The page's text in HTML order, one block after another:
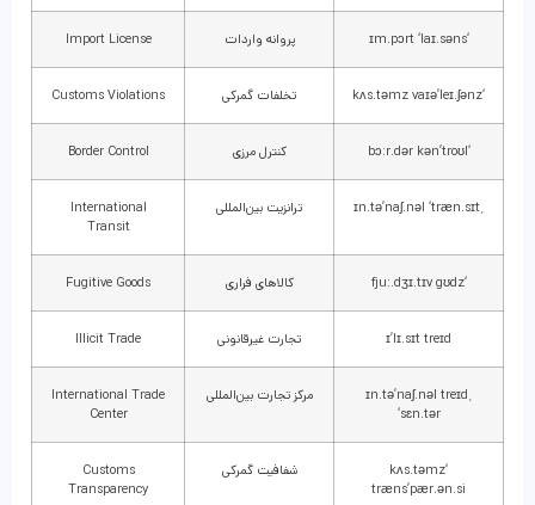
‘ɪm.pɔrt ‘laɪ.səns پروانه واردات Import License
‘kʌs.təmz vaɪə’leɪ.ʃənz تخلفات گمرکی Customs Violations
‘bɔːr.dər kən’troʊl کنترل مرزی Border Control
ˌɪn.tə’naʃ.nəl ‘træn.sɪt ترانزیت بین‌المللی
International
Transit
‘fjuː.dʒɪ.tɪv gʊdz کالاهای فراری Fugitive Goods
ɪ’lɪ.sɪt treɪd تجارت غیرقانونی Illicit Trade
ˌɪn.tə’naʃ.nəl treɪd
‘sɛn.tər
مرکز تجارت بین‌المللی
International Trade
Center
‘kʌs.təmz
træns’pær.ən.si
شفافیت گمرکی
Customs
Transparency